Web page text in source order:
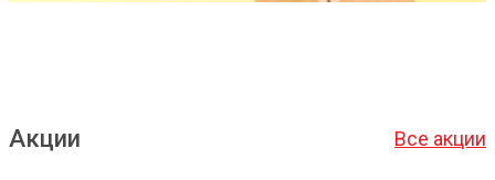
Акции Все акции